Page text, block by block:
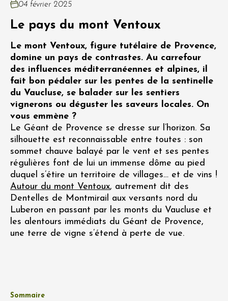
04 février 2025
Le pays du mont Ventoux
Le mont Ventoux, figure tutélaire de Provence,
domine un pays de contrastes. Au carrefour
des influences méditerranéennes et alpines, il
fait bon pédaler sur les pentes de la sentinelle
du Vaucluse, se balader sur les sentiers
vignerons ou déguster les saveurs locales. On
vous emmène ?
Le Géant de Provence se dresse sur l’horizon. Sa
silhouette est reconnaissable entre toutes : son
sommet chauve balayé par le vent et ses pentes
régulières font de lui un immense dôme au pied
duquel s’étire un territoire de villages… et de vins !
Autour du mont Ventoux, autrement dit des
Dentelles de Montmirail aux versants nord du
Luberon en passant par les monts du Vaucluse et
les alentours immédiats du Géant de Provence,
une terre de vigne s’étend à perte de vue.
Sommaire